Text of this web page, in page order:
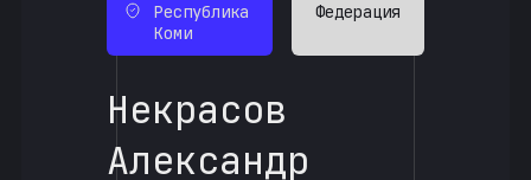
Республика
Коми
Федерация
Некрасов
Александр